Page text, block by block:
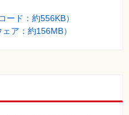
ード：約556KB）
ア：約156MB）